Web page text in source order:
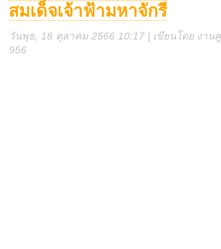
สมเด็จเจ้าฟ้ามหาจักรี
วันพุธ, 18 ตุลาคม 2566 10:17 | เขียนโดย งา
956